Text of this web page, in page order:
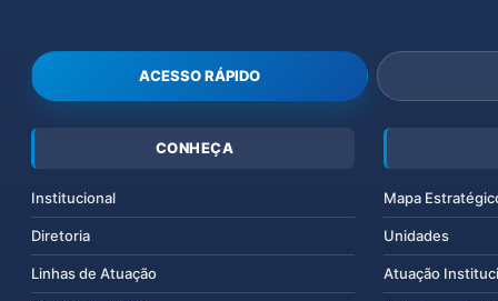
ACESSO RÁPIDO
CONHEÇA
Institucional
Diretoria
Linhas de Atuação
Mapa
Unidades
Atuação